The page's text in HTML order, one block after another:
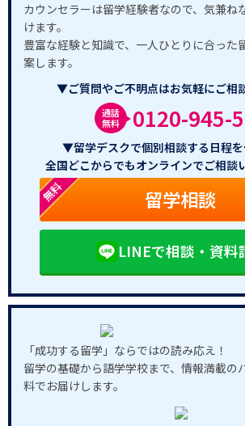
カウンセラーは留学経験者なので、気兼ね
けます。
豊富な経験と知識で、一人ひとりに合った
案します。
▼ご質問やご不明点はお気軽にご相
通話
無料
0120-945-
▼留学デスクで個別相談する日程を
全国どこからでもオンラインでご相談
無料 留学相談
LINEで相談・資料
「成功する留学」ならではの読み応え！
留学の基礎から語学学校まで、情報満載の
料でお届けします。